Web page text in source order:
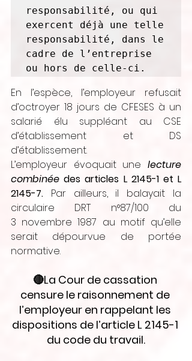
responsabilité, ou qui
exercent déjà une telle
responsabilité, dans le
cadre de l’entreprise
ou hors de celle-ci.
En l’espèce, l’employeur refusait
d’octroyer 18 jours de CFESES à un
salarié élu suppléant au CSE
d’établissement et DS
d’établissement.
L’employeur évoquait une lecture
combinée des articles L 2145-1 et L
2145-7. Par ailleurs, il balayait la
circulaire DRT n°87/100 du
3 novembre 1987 au motif qu’elle
serait dépourvue de portée
normative.
🔴La Cour de cassation
censure le raisonnement de
l’employeur en rappelant les
dispositions de l’article L 2145-1
du code du travail.